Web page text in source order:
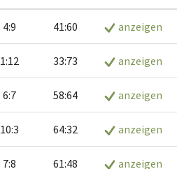
4:9 41:60 anzeigen
1:12 33:73 anzeigen
6:7 58:64 anzeigen
10:3 64:32 anzeigen
7:8 61:48 anzeigen